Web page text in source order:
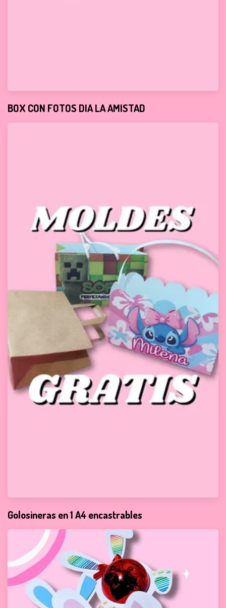
BOX CON FOTOS DIA LA AMISTAD
Golosineras en 1 A4 encastrables